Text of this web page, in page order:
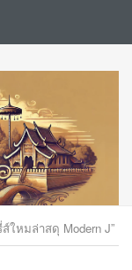
ใหมล่าสดุ Modern J”